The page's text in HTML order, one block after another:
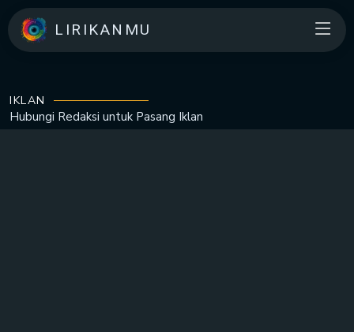
LIRIKANMU
IKLAN
Hubungi Redaksi untuk Pasang Iklan